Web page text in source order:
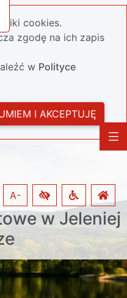
cookies.
zgodę na ich zapis
w Polityce
I AKCEPTUJĘ
w Jeleniej
A-